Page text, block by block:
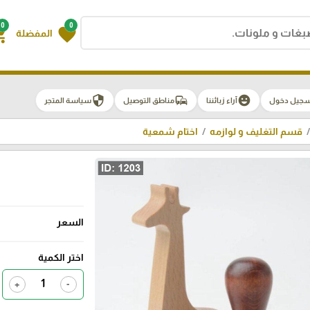
0
favorite المفضلة
0
دخول emoji_emotionsآراء زبائننا commuteمناطق التوصيل securityسياسة المتجر
قسم التغليف و لوازمه اختام شمعية
السعر
اختر الكمية
-
+